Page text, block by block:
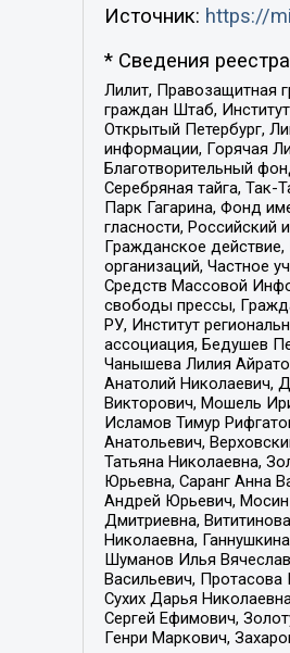
Источник: https://
* Сведения
Лилит, Правозащитная
граждан Штаб,
Открытый Петербург,
информации, Горячая
Благотворительный
Серебряная тайга,
Парк Гагарина, Фонд
гласности, Российский
Гражданское
организаций, Частное
Средств Массовой
свободы прессы,
РУ, Институт
ассоциация, Бедушев
Чанышева Лилия
Анатолий Николаевич,
Викторович, Мошель
Исламов Тимур
Анатольевич,
Татьяна Николаевна,
Юрьевна, Саранг Анна
Андрей Юрьевич, Мосин
Дмитриевна,
Николаевна,
Шуманов Илья
Васильевич,
Сухих Дарья
Сергей Ефимович,
Генри Маркович,